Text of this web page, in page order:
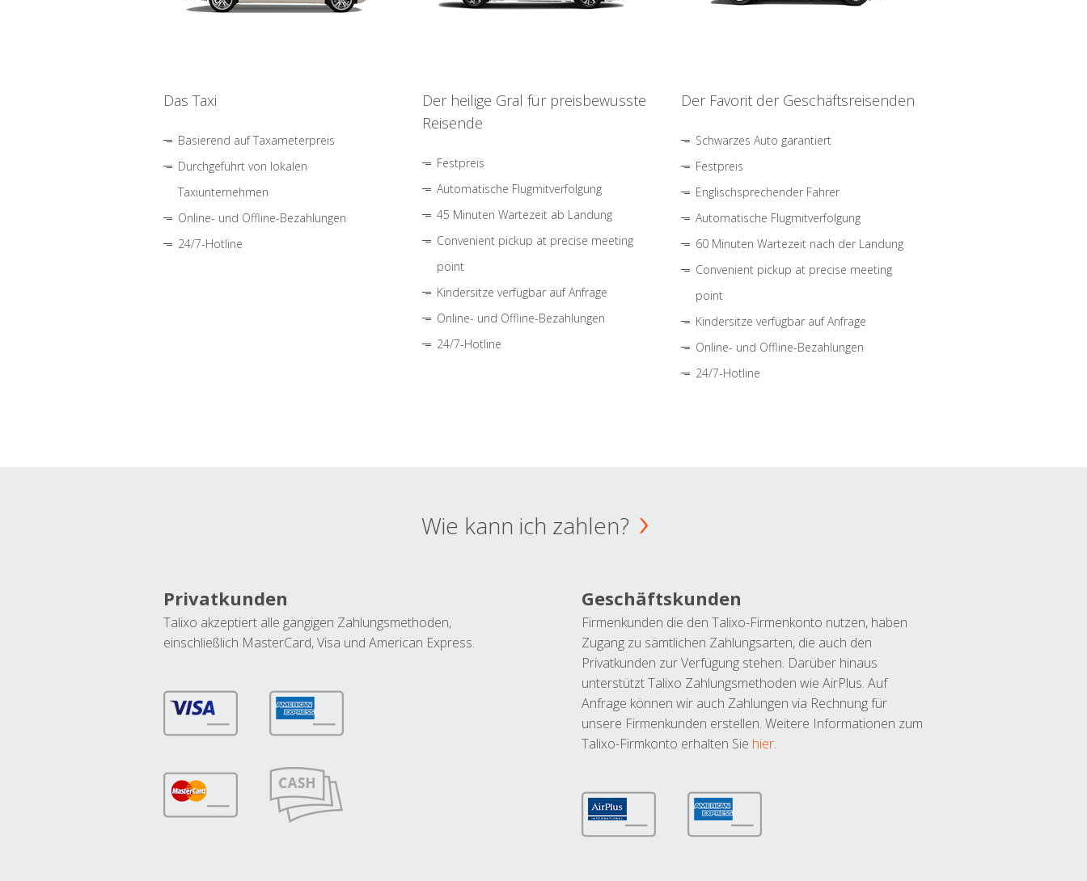
Das Taxi
Basierend auf Taxameterpreis
Durchgeführt von lokalen
Taxiunternehmen
Online- und Offline-Bezahlungen
24/7-Hotline
Der heilige Gral für preisbewusste
Reisende
Festpreis
Automatische Flugmitverfolgung
45 Minuten Wartezeit ab Landung
Convenient pickup at precise meeting
point
Kindersitze verfügbar auf Anfrage
Online- und Offline-Bezahlungen
24/7-Hotline
Der Favorit der Geschäftsreisenden
Schwarzes Auto garantiert
Festpreis
Englischsprechender Fahrer
Automatische Flugmitverfolgung
60 Minuten Wartezeit nach der Landung
Convenient pickup at precise meeting
point
Kindersitze verfügbar auf Anfrage
Online- und Offline-Bezahlungen
24/7-Hotline
Wie kann ich zahlen?
Privatkunden
Talixo akzeptiert alle gängigen Zahlungsmethoden,
einschließlich MasterCard, Visa und American Express.
Geschäftskunden
Firmenkunden die den Talixo-Firmenkonto nutzen, haben
Zugang zu sämtlichen Zahlungsarten, die auch den
Privatkunden zur Verfügung stehen. Darüber hinaus
unterstützt Talixo Zahlungsmethoden wie AirPlus. Auf
Anfrage können wir auch Zahlungen via Rechnung für
unsere Firmenkunden erstellen. Weitere Informationen zum
Talixo-Firmkonto erhalten Sie hier.